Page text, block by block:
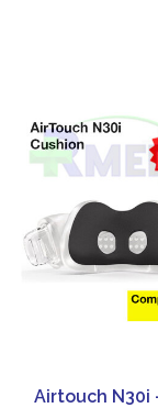
Airtouch N30i